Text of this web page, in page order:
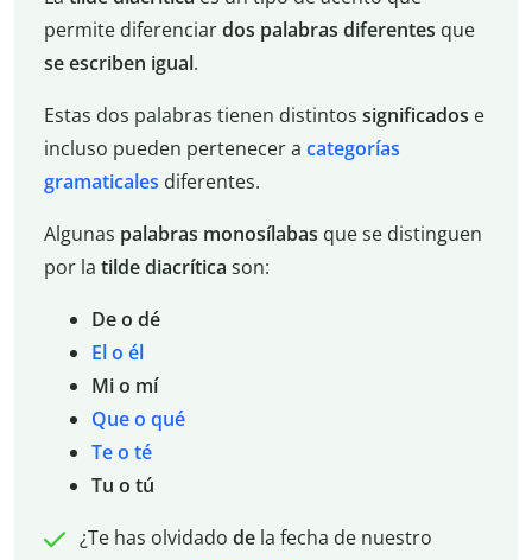
permite diferenciardos palabras diferentes que
se escriben igual.
Estas dos palabras tienen distintos significados e
incluso pueden pertenecer a categorías
gramaticales diferentes.
Algunas palabras monosílabas que se distinguen
por la tilde diacrítica son:
De o dé
El o él
Mi o mí
Que o qué
Te o té
Tu o tú
¿Te has olvidado dela fecha de nuestro